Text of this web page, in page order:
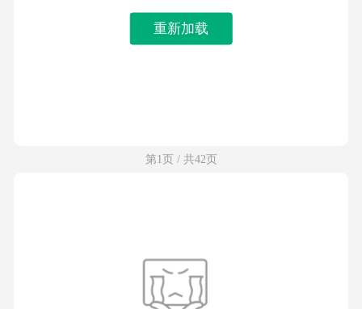
重新加载
第1页 / 共42页